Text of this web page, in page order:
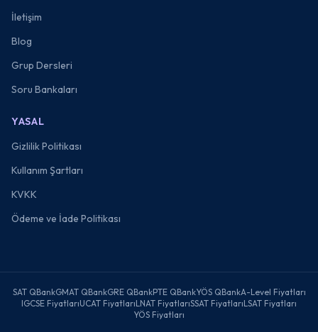
İletişim
Blog
Grup Dersleri
Soru Bankaları
YASAL
Gizlilik Politikası
Kullanım Şartları
KVKK
Ödeme ve İade Politikası
SAT QBankGMAT QBankGRE QBankPTE QBankYÖS QBankA-Level Fiyatları
IGCSE FiyatlarıUCAT FiyatlarıLNAT FiyatlarıSSAT FiyatlarıLSAT Fiyatları
YÖS Fiyatları